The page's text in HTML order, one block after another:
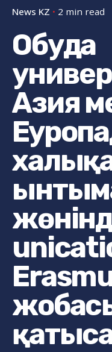
News KZ 2 min read
Обуда
Азия